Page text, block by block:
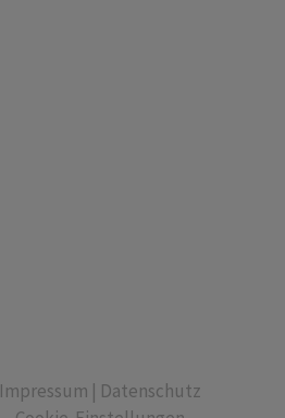
Impressum | Datenschutz